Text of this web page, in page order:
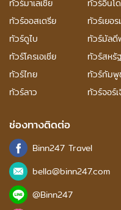
ทัวร์มาเลเซีย
ทัวร์อินโ
ทัวร์ออสเตรีย
ทัวร์เยอ
ทัวร์ดูไบ
ทัวร์มัล
ทัวร์โครเอเชีย
ทัวร์สหรั
ทัวร์ไทย
ทัวร์กัมพู
ทัวร์ลาว
ทัวร์จอร์
ช่องทางติดต่อ
Binn247 Travel
bella@binn247.com
@Binn247